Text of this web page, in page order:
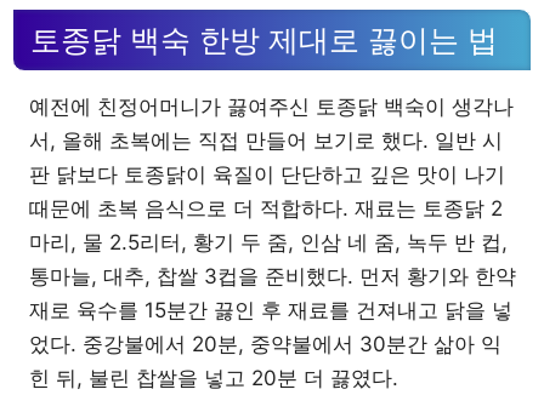
토종닭 백숙 한방 제대로 끓이는 법
예전에 친정어머니가 끓여주신 토종닭 백숙이 생각나
서, 올해 초복에는 직접 만들어 보기로 했다. 일반 시
판 닭보다 토종닭이 육질이 단단하고 깊은 맛이 나기
때문에 초복 음식으로 더 적합하다. 재료는 토종닭 2
마리, 물 2.5리터, 황기 두 줌, 인삼 네 줌, 녹두 반 컵,
통마늘, 대추, 찹쌀 3컵을 준비했다. 먼저 황기와 한약
재로 육수를 15분간 끓인 후 재료를 건져내고 닭을 넣
었다. 중강불에서 20분, 중약불에서 30분간 삶아 익
힌 뒤, 불린 찹쌀을 넣고 20분 더 끓였다.